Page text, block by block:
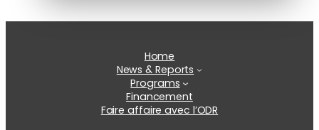
Home
News & Reports
Programs
Financement
Faire affaire avec l’ODR